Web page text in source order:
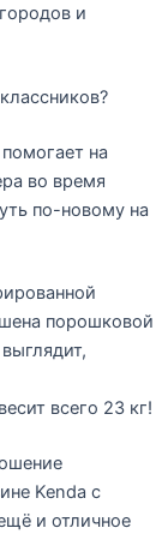
и
на
во время
по-новому на
порошковой
всего 23 кг!
Kenda с
и отличное